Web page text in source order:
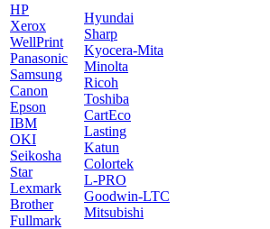
HP
Xerox
WellPrint
Panasonic
Samsung
Canon
Epson
IBM
OKI
Seikosha
Star
Lexmark
Brother
Fullmark
Hyundai
Sharp
Kyocera-Mita
Minolta
Ricoh
Toshiba
CartEco
Lasting
Katun
Colortek
L-PRO
Goodwin-LTC
Mitsubishi